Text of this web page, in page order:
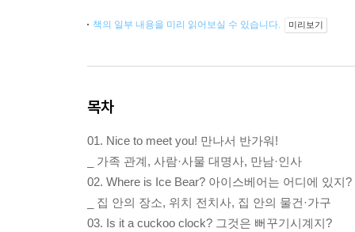
책의 일부 내용을 미리 읽어보실 수 있습니다. 미리보기
목차
01. Nice to meet you! 만나서 반가워!
_ 가족 관계, 사람·사물 대명사, 만남·인사
02. Where is Ice Bear? 아이스베어는 어디에 있지?
_ 집 안의 장소, 위치 전치사, 집 안의 물건·가구
03. Is it a cuckoo clock? 그것은 뻐꾸기시계지?